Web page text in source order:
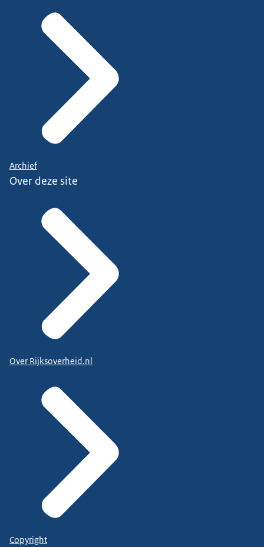
Archief
Over deze site
Over Rijksoverheid.nl
Copyright